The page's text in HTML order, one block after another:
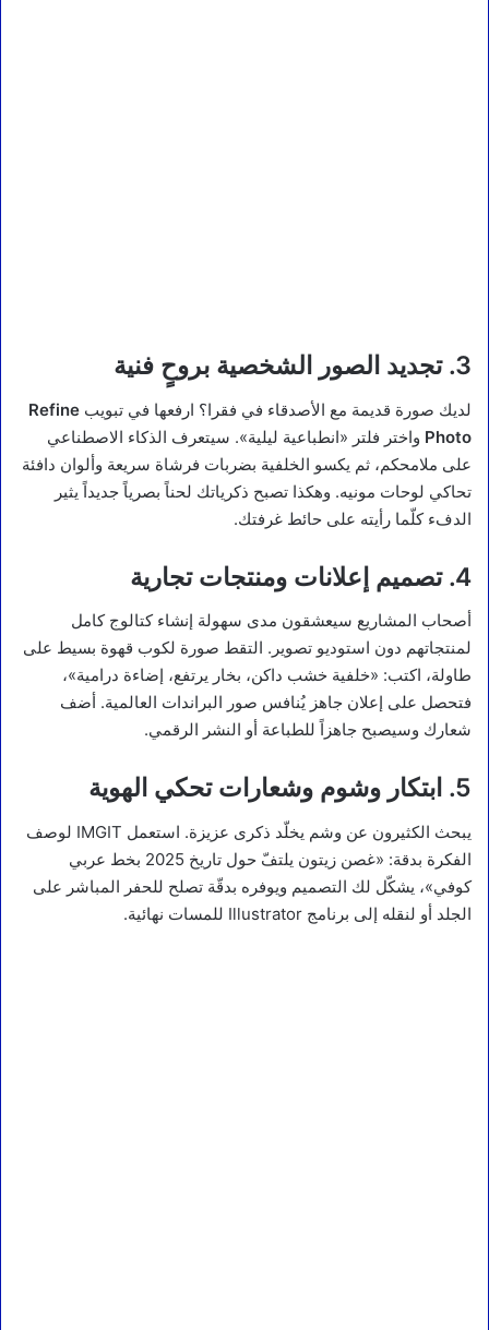
3. تجديد الصور الشخصية بروحٍ فنية
لديك صورة قديمة مع الأصدقاء في فقرا؟ ارفعها في تبويب Refine
Photo واختر فلتر «انطباعية ليلية». سيتعرف الذكاء الاصطناعي
على ملامحكم، ثم يكسو الخلفية بضربات فرشاة سريعة وألوان دافئة
تحاكي لوحات مونيه. وهكذا تصبح ذكرياتك لحناً بصرياً جديداً يثير
الدفء كلّما رأيته على حائط غرفتك.
4. تصميم إعلانات ومنتجات تجارية
أصحاب المشاريع سيعشقون مدى سهولة إنشاء كتالوج كامل
لمنتجاتهم دون استوديو تصوير. التقط صورة لكوب قهوة بسيط على
طاولة، اكتب: «خلفية خشب داكن، بخار يرتفع، إضاءة درامية»،
فتحصل على إعلان جاهز يُنافس صور البراندات العالمية. أضف
شعارك وسيصبح جاهزاً للطباعة أو النشر الرقمي.
5. ابتكار وشوم وشعارات تحكي الهوية
يبحث الكثيرون عن وشم يخلّد ذكرى عزيزة. استعمل IMGIT لوصف
الفكرة بدقة: «غصن زيتون يلتفّ حول تاريخ 2025 بخط عربي
كوفي»، يشكّل لك التصميم ويوفره بدقّة تصلح للحفر المباشر على
الجلد أو لنقله إلى برنامج Illustrator للمسات نهائية.